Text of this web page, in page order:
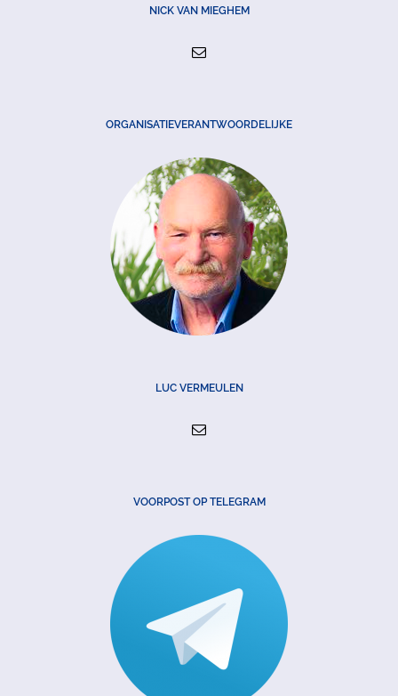
NICK VAN MIEGHEM
ORGANISATIEVERANTWOORDELIJKE
LUC VERMEULEN
VOORPOST OP TELEGRAM